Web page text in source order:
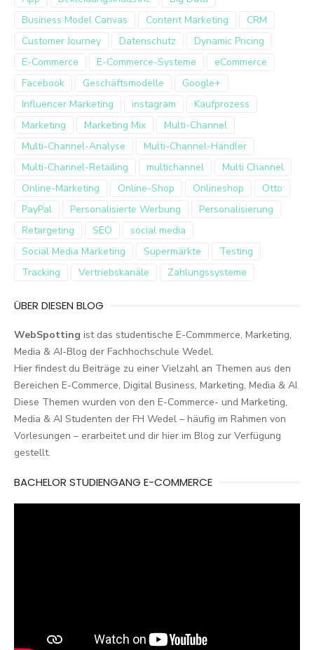
Business Model Canvas
Content Marketing
CRM
Customer Journey
Datenschutz
Dynamic Pricing
E-Commerce
E-Commerce-Systeme
eCommerce
Facebook
Geschäftsmodelle
Google+
Influencer Marketing
instagram
Kaufprozess
Marketing
Marketing Mix
Multi-Channel
Multi-Channel-Analyse
Multi-Channel-Händler
Multi-Channel-Retailing
multichannel
Multi Channel
Online-Marketing
Online-Shop Onlineshop
Otto
PayPal
Personalisierte Werbung
Personalisierung
Retargeting
SEO
social media
Social Media Marketing
Supermärkte
Testing
Tracking
Vertriebskanäle Zahlungssysteme
ÜBER DIESEN BLOG
WebSpotting ist das studentische E-Commmerce, Marketing,
Media & AI-Blog der Fachhochschule Wedel.
Hier findest du Beiträge zu einer Vielzahl an Themen aus den
Bereichen E-Commerce, Digital Business, Marketing, Media & AI.
Diese Themen wurden von den E-Commerce- und Marketing,
Media & AI Studenten der FH Wedel – häufig im Rahmen von
Vorlesungen – erarbeitet und dir hier im Blog zur Verfügung
gestellt.
BACHELOR STUDIENGANG E-COMMERCE